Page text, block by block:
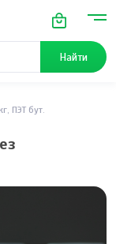
Найти
ПЭТ бут.